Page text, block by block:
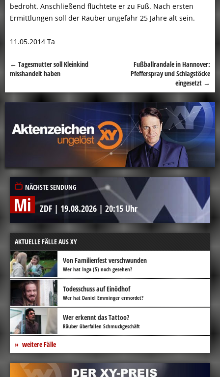
bedroht. Anschließend flüchtete er zu Fuß. Nach ersten
Ermittlungen soll der Räuber ungefähr 25 Jahre alt sein.
11.05.2014 Ta
Beitragsnavigation
← Tagesmutter soll Kleinkind
misshandelt haben
Fußballrandale in Hannover:
Pfefferspray und Schlagstöcke
eingesetzt →
NÄCHSTE SENDUNG
Mi ZDF | 19.08.2026 | 20:15 Uhr
AKTUELLE FÄLLE AUS XY
Von Familienfest verschwunden
Wer hat Inga (5) noch gesehen?
Todesschuss auf Einödhof
Wer hat Daniel Emminger ermordet?
Wer erkennt das Tattoo?
Räuber überfallen Schmuckgeschäft
weitere Fälle